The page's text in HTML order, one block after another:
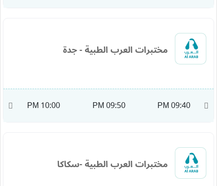
مختبرات العرب الطبية - جدة
09:40 PM
09:50 PM
10:00 PM
مختبرات العرب الطبية -سكاكا